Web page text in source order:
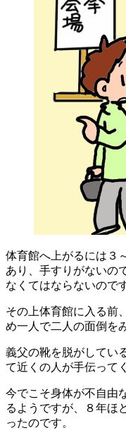
体育館へ上がるには３
あり、手すりがないの
なくてはならないので
その上体育館に入る前
め一人で二人の面倒を
義父の靴を脱がしてい
て近くの人が手伝って
今でこそ身体が不自由
るようですが、８年ほ
ったのです。